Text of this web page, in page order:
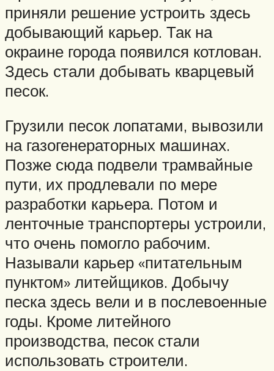
приняли решение устроить здесь
добывающий карьер. Так на
окраине города появился котлован.
Здесь стали добывать кварцевый
песок.
Грузили песок лопатами, вывозили
на газогенераторных машинах.
Позже сюда подвели трамвайные
пути, их продлевали по мере
разработки карьера. Потом и
ленточные транспортеры устроили,
что очень помогло рабочим.
Называли карьер «питательным
пунктом» литейщиков. Добычу
песка здесь вели и в послевоенные
годы. Кроме литейного
производства, песок стали
использовать строители.